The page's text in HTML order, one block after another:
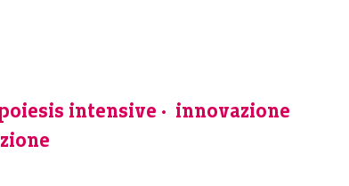
intensive
innovazione